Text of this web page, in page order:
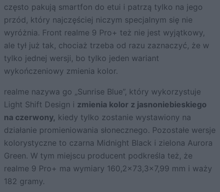
często pakują smartfon do etui i patrzą tylko na jego
przód, który najczęściej niczym specjalnym się nie
wyróżnia. Front realme 9 Pro+ też nie jest wyjątkowy,
ale tył już tak, chociaż trzeba od razu zaznaczyć, że w
tylko jednej wersji, bo tylko jeden wariant
wykończeniowy zmienia kolor.
realme nazywa go „Sunrise Blue”, który wykorzystuje
Light Shift Design i zmienia kolor z jasnoniebieskiego
na czerwony, kiedy tylko zostanie wystawiony na
działanie promieniowania słonecznego. Pozostałe wersje
kolorystyczne to czarna Midnight Black i zielona Aurora
Green. W tym miejscu producent podkreśla też, że
realme 9 Pro+ ma wymiary 160,2×73,3×7,99 mm i waży
182 gramy.